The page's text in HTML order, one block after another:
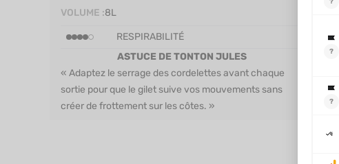
VOLUME :8L
RESPIRABILITÉ
ASTUCE DE TONTON JULES
« Adaptez le serrage des cordelettes avant chaque
sortie pour que le gilet suive vos mouvements sans
créer de frottement sur les côtes. »